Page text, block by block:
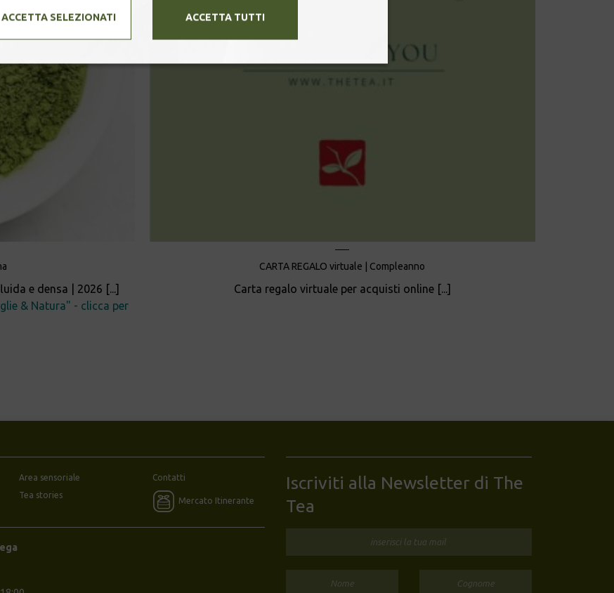
e densa | 2026 [...]
& Natura" - clicca per
CARTA REGALO virtuale | Compleanno
Carta regalo virtuale per acquisti online [...]
Area sensoriale
Tea stories
Contatti
Mercato Itinerante
Iscriviti alla Newsletter di The
Tea
ACCETTA TUTTI
ACCETTA SELEZIONATI